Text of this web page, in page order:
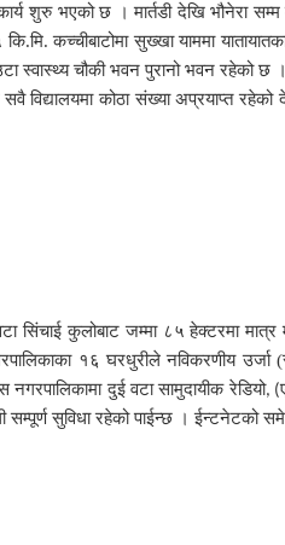
शुरु भएको छ । मार्तडी देखि भौनेरा
कच्चीबाटोमा सुख्खा याममा
स्वास्थ्य चौकी भवन पुरानो भवन रहेको
कोठा संख्या अप्रयाप्त रहेको
सिंचाई कुलोबाट जम्मा ८५ हेक्टरमा
१६ घरधुरीले नविकरणीय उर्जा
दुई वटा सामुदायीक रेडियो, (
सुविधा रहेको पाईन्छ । ईन्टनेटको